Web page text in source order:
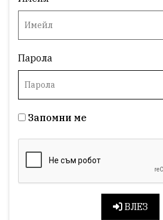
Парола
Запомни ме
ВЛЕЗ